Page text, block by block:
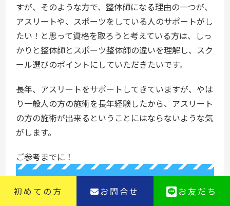
すが、そのような方で、整体師になる理由の一つが、
アスリートや、スポーツをしている人のサポートがし
たい！と思って資格を取ろうと考えている方は、しっ
かりと整体師とスポーツ整体師の違いを理解し、スク
ール選びのポイントにしていただきたいです。
長年、アスリートをサポートしてきていますが、やは
り一般人の方の施術を長年経験したから、アスリート
の方の施術が出来るということにはならないような気
がします。
ご参考までに！
初めての方 お問合せ お友だち